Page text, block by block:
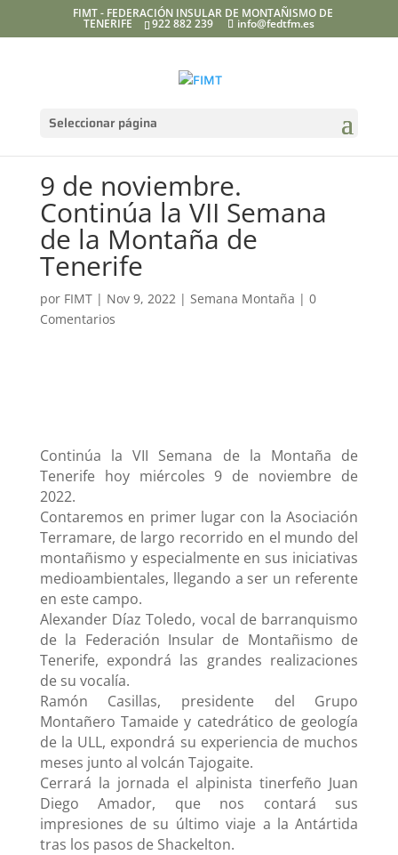
FIMT - FEDERACIÓN INSULAR DE MONTAÑISMO DE
TENERIFE 922 882 239 info@fedtfm.es
Seleccionar página
9 de noviembre.
Continúa la VII Semana
de la Montaña de
Tenerife
por FIMT| Nov 9, 2022| Semana Montaña | 0
Comentarios
Continúa la VII Semana de la Montaña de
Tenerife hoy miércoles 9 de noviembre de
2022.
Contaremos en primer lugar con la Asociación
Terramare, de largo recorrido en el mundo del
montañismo y especialmente en sus iniciativas
medioambientales, llegando a ser un referente
en este campo.
Alexander Díaz Toledo, vocal de barranquismo
de la Federación Insular de Montañismo de
Tenerife, expondrá las grandes realizaciones
de su vocalía.
Ramón Casillas, presidente del Grupo
Montañero Tamaide y catedrático de geología
de la ULL, expondrá su experiencia de muchos
meses junto al volcán Tajogaite.
Cerrará la jornada el alpinista tinerfeño Juan
Diego Amador, que nos contará sus
impresiones de su último viaje a la Antártida
tras los pasos de Shackelton.